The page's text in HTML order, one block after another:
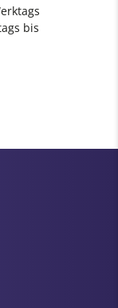
bis